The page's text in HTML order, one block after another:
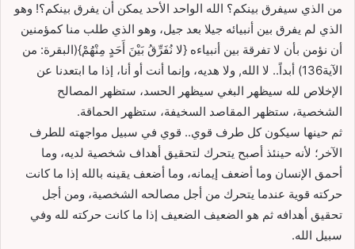
من الذي سيفرق بينكم؟ الله الواحد الأحد يمكن أن يفرق بينكم؟! وهو
الذي لم يفرق بين أنبيائه جيلا بعد جيل، وهو الذي طلب منا كمؤمنين
أن نؤمن بأن لا تفرقة بين أنبياءه {لا نُفَرِّقُ بَيْنَ أَحَدٍ مِنْهُمْ}(البقرة: من
الآية136) أبداً.. لا الله, ولا هديه، وإنما أنت أو أنا، إذا ما ابتعدنا عن
الإخلاص لله سيظهر البغي سيظهر الحسد، ستظهر المصالح
الشخصية، ستظهر المقاصد السخيفة، ستظهر الحماقة.
ثم حينها سيكون كل طرف قوي.. قوي في سبيل مواجهته للطرف
الآخر؛ لأنه حينئذ أصبح يتحرك لتحقيق أهداف شخصية لديه، وما
أحمق الإنسان وما أضعف إيمانه، وما أضعف يقينه بالله إذا ما كانت
حركته قوية عندما يتحرك من أجل مصالحه الشخصية، ومن أجل
تحقيق أهدافه ثم هو الضعيف الضعيف إذا ما كانت حركته لله وفي
سبيل الله.